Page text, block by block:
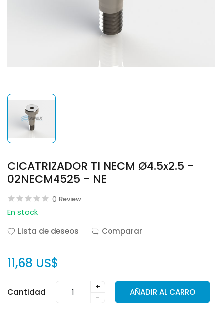
CICATRIZADOR TI NECM Ø4.5x2.5 -
02NECM4525 - NE
0 Review
En stock
Lista de deseos
Comparar
11,68 US$
Cantidad
+
-
AÑADIR AL CARRO